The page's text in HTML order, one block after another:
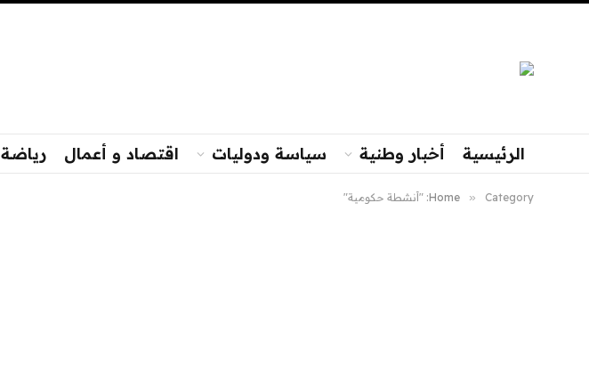
الرئيسية أخبار وطنية سياسة ودوليات اقتصاد و أعمال رياضة
Home » Category: "أنشطة حكومية"